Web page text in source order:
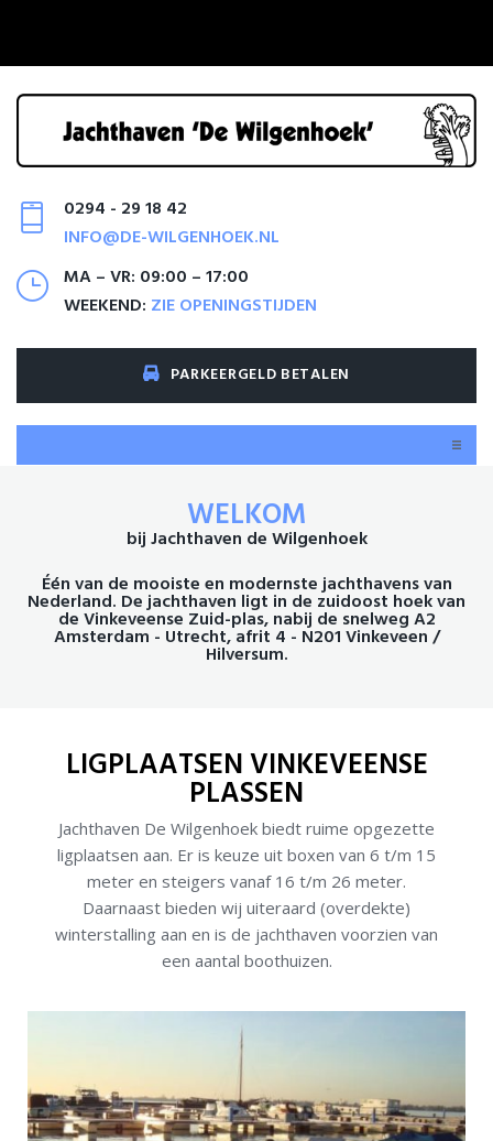
0294 - 29 18 42
INFO@DE-WILGENHOEK.NL
MA – VR: 09:00 – 17:00
WEEKEND: ZIE OPENINGSTIJDEN
PARKEERGELD BETALEN
Service
WELKOM
bij Jachthaven de Wilgenhoek
Één van de mooiste en modernste jachthavens van
Nederland. De jachthaven ligt in de zuidoost hoek van
de Vinkeveense Zuid-plas, nabij de snelweg A2
Amsterdam - Utrecht, afrit 4 - N201 Vinkeveen /
Hilversum.
LIGPLAATSEN VINKEVEENSE
PLASSEN
Jachthaven De Wilgenhoek biedt ruime opgezette
ligplaatsen aan. Er is keuze uit boxen van 6 t/m 15
meter en steigers vanaf 16 t/m 26 meter.
Daarnaast bieden wij uiteraard (overdekte)
winterstalling aan en is de jachthaven voorzien van
een aantal boothuizen.